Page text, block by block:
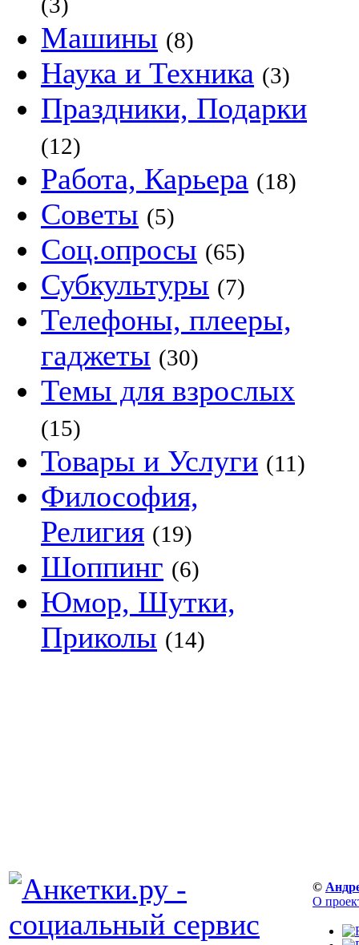
Машины (8)
Наука и Техника (3)
Праздники, Подарки
(12)
Работа, Карьера (18)
Советы (5)
Соц.опросы (65)
Субкультуры (7)
Телефоны, плееры,
гаджеты (30)
Темы для взрослых
(15)
Товары и Услуги (11)
Философия,
Религия (19)
Шоппинг (6)
Юмор, Шутки,
Приколы (14)
©
О